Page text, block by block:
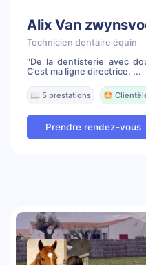
Alix Van
Technicien dentaire équin
"De la dentisterie avec
C’est ma ligne directrice. ...
📖 5 prestations 🤩
Prendre rendez-vous